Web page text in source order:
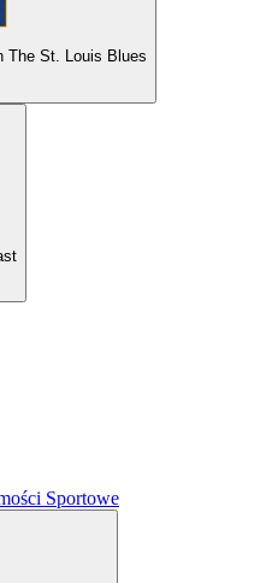
The St. Louis Blues
Sportowe